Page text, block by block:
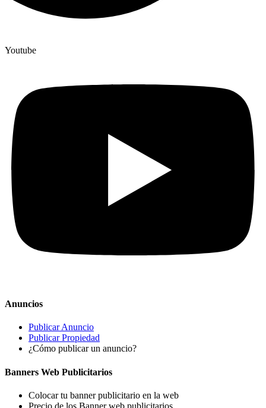
Youtube
Anuncios
Publicar Anuncio
Publicar Propiedad
¿Cómo publicar un anuncio?
Banners Web Publicitarios
Colocar tu banner publicitario en la web
Precio de los Banner web publicitarios